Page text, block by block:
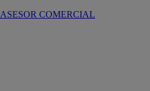
ASESOR COMERCIAL